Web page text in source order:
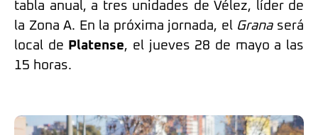
tabla anual, a tres unidades de Vélez, líder de
la Zona A. En la próxima jornada, el Granaserá
local de Platense, el jueves 28 de mayo a las
15 horas.